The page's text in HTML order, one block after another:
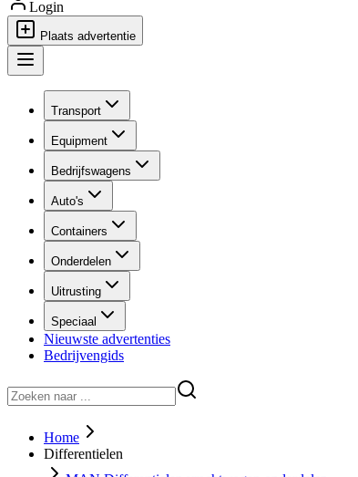
Login
Plaats advertentie
Transport
Equipment
Bedrijfswagens
Auto's
Containers
Onderdelen
Uitrusting
Speciaal
Nieuwste advertenties
Bedrijvengids
Home
Differentielen